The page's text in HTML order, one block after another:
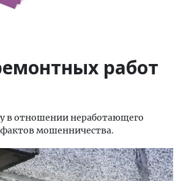
работ
в отношении неработающего
мошенничества.